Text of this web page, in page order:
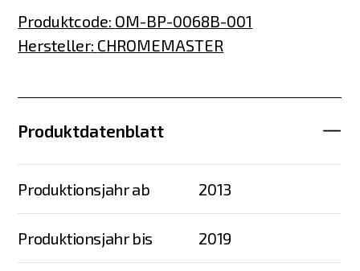
Produktcode: OM-BP-0068B-001
Hersteller: CHROMEMASTER
Produktdatenblatt
Produktionsjahr ab 2013
Produktionsjahr bis 2019